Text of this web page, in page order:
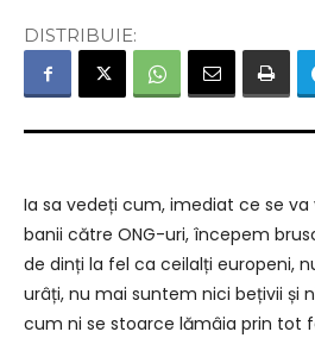
DISTRIBUIE:
Ia sa vedeți cum, imediat ce se
banii către ONG-uri, începem
de dinți la fel ca ceilalți europeni,
urâți, nu mai suntem nici bețivii și
cum ni se stoarce lămâia prin tot